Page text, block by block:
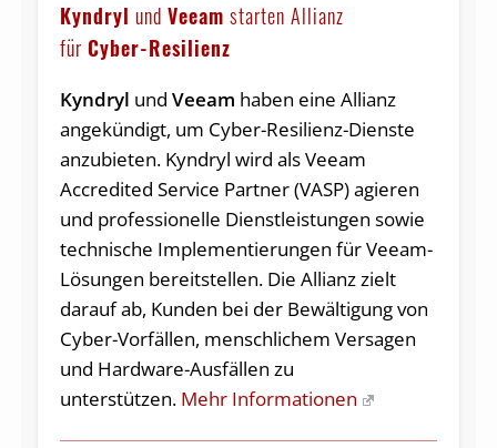
Kyndryl und Veeam starten Allianz
für Cyber-Resilienz
Kyndryl und Veeam haben eine Allianz
angekündigt, um Cyber-Resilienz-Dienste
anzubieten. Kyndryl wird als Veeam
Accredited Service Partner (VASP) agieren
und professionelle Dienstleistungen sowie
technische Implementierungen für Veeam-
Lösungen bereitstellen. Die Allianz zielt
darauf ab, Kunden bei der Bewältigung von
Cyber-Vorfällen, menschlichem Versagen
und Hardware-Ausfällen zu
unterstützen. Mehr Informationen